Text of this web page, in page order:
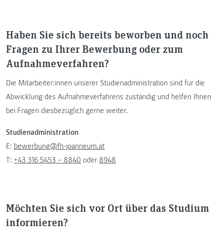
Haben Sie sich bereits beworben und noch
Fragen zu Ihrer Bewerbung oder zum
Aufnahmeverfahren?
Die Mitarbeiter:innen unserer Studienadministration sind für die
Abwicklung des Aufnahmeverfahrens zuständig und helfen Ihnen
bei Fragen diesbezüglich gerne weiter.
Studienadministration
E: bewerbung@fh-joanneum.at
T: +43 316 5453 – 8840 oder 8948
Möchten Sie sich vor Ort über das Studium
informieren?